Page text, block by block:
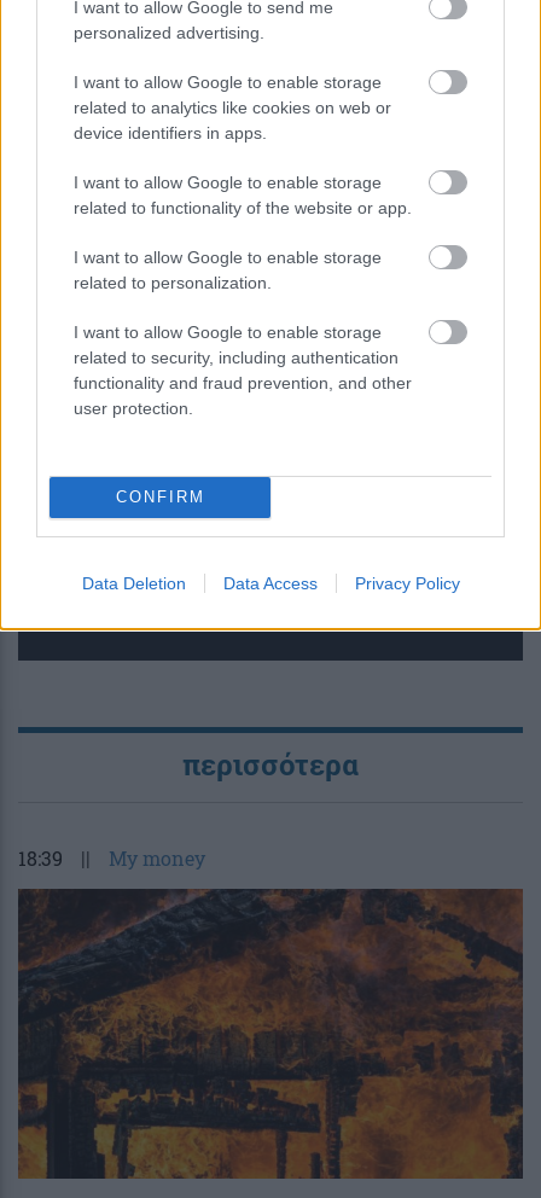
I want to allow Google to send me
personalized advertising.
I want to allow Google to enable storage
related to analytics like cookies on web or
device identifiers in apps.
I want to allow Google to enable storage
related to functionality of the website or app.
I want to allow Google to enable storage
related to personalization.
I want to allow Google to enable storage
related to security, including authentication
functionality and fraud prevention, and other
user protection.
CONFIRM
Data Deletion Data Access Privacy Policy
Νέα μέθοδος μετατρέπει το PVC σε
λιπαντικό υψηλής απόδοσης
εκμεταλλεύτηκε ευπάθεια κατά τη
διάρκεια δοκιμής
περισσότερα
18:39 || My money